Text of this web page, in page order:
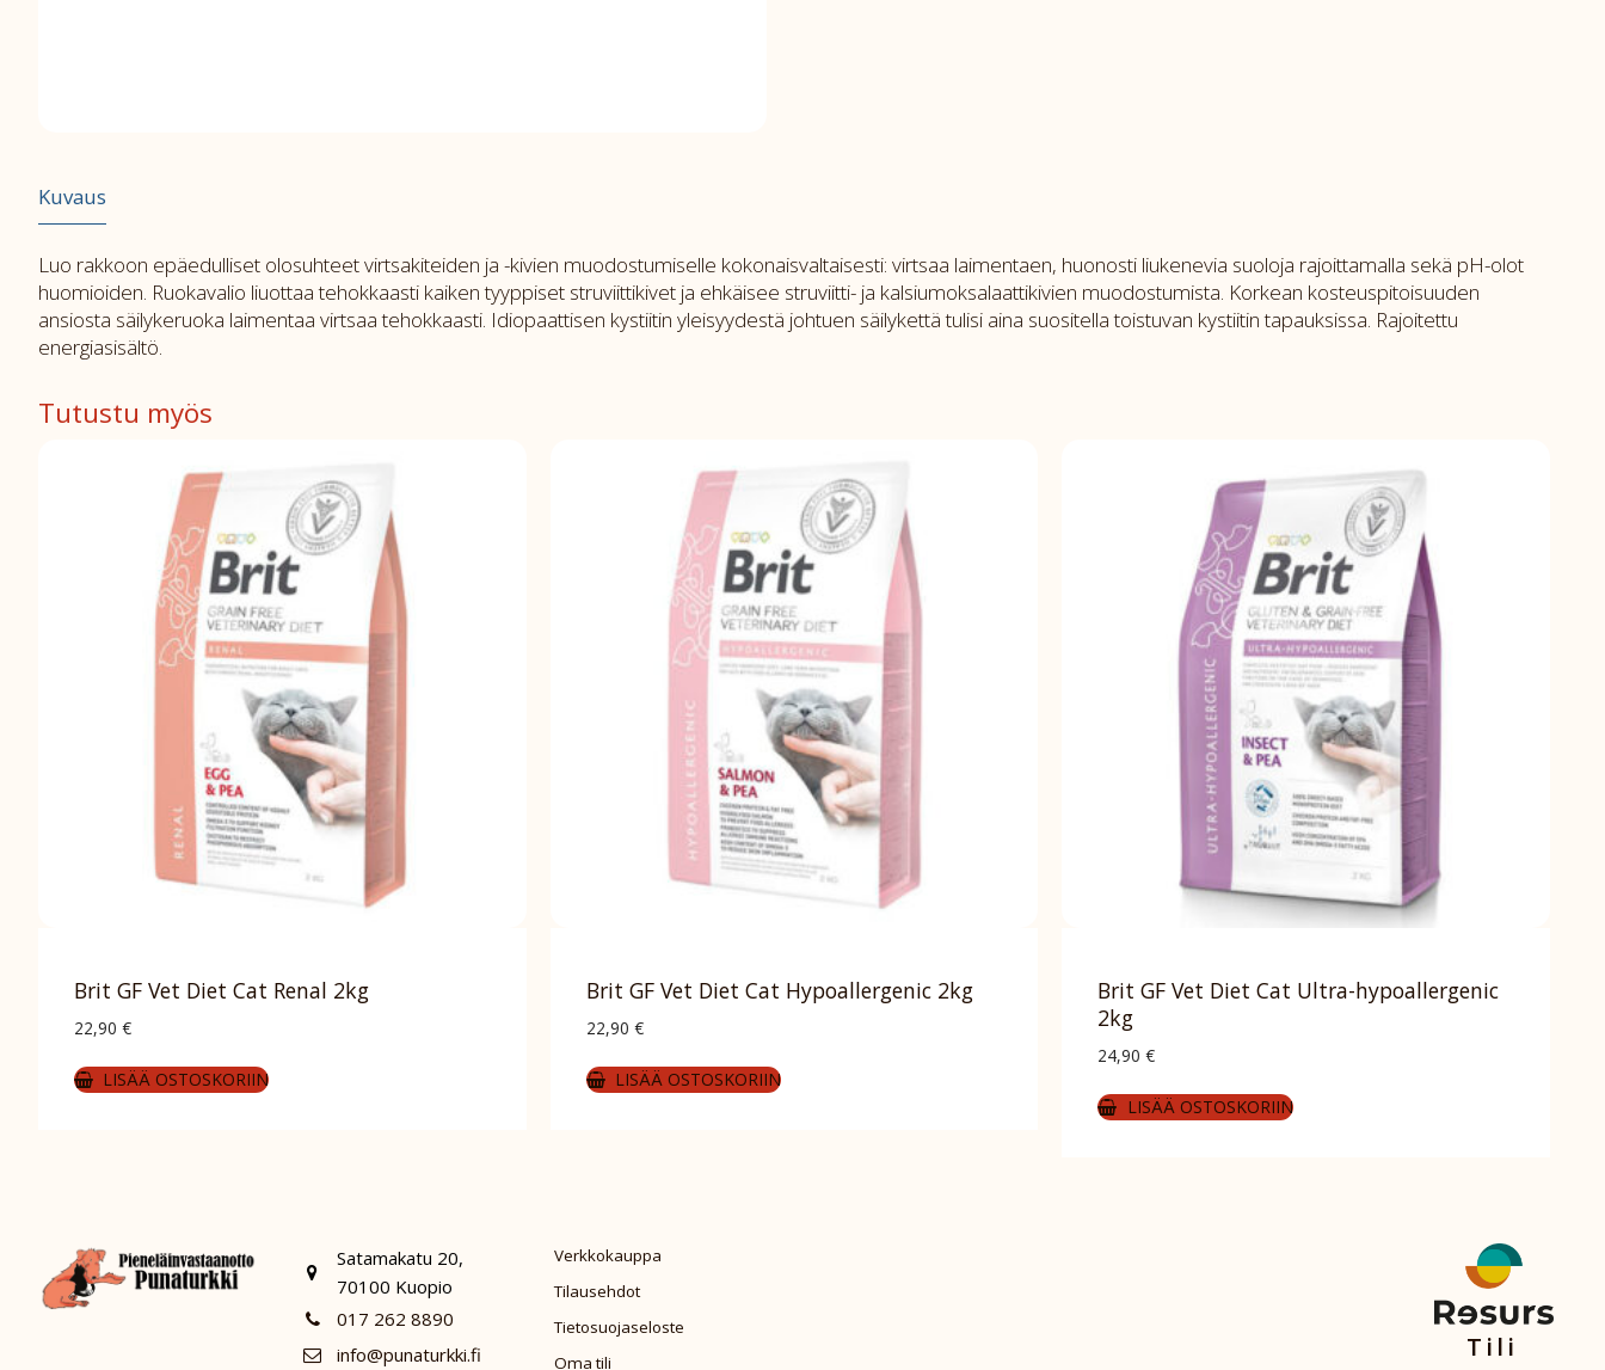
Kuvaus
Luo rakkoon epäedulliset olosuhteet virtsakiteiden ja -kivien muodostumiselle kokonaisvaltaisesti: virtsaa laimentaen, huonosti liukenevia suoloja rajoittamalla sekä pH-olot
huomioiden. Ruokavalio liuottaa tehokkaasti kaiken tyyppiset struviittikivet ja ehkäisee struviitti- ja kalsiumoksalaattikivien muodostumista. Korkean kosteuspitoisuuden
ansiosta säilykeruoka laimentaa virtsaa tehokkaasti. Idiopaattisen kystiitin yleisyydestä johtuen säilykettä tulisi aina suositella toistuvan kystiitin tapauksissa. Rajoitettu
energiasisältö.
Tutustu myös
Brit GF Vet Diet Cat Renal 2kg
22,90 €
LISÄÄ OSTOSKORIIN
Brit GF Vet Diet Cat Hypoallergenic 2kg
22,90 €
LISÄÄ OSTOSKORIIN
Brit GF Vet Diet Cat Ultra-hypoallergenic
2kg
24,90€
LISÄÄ OSTOSKORIIN
Satamakatu 20,
70100 Kuopio
017 262 8890
info@punaturkki.fi
Verkkokauppa
Tilausehdot
Tietosuojaseloste
Oma tili
Tili